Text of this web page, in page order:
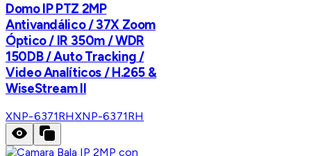
Domo IP PTZ 2MP
Antivandálico / 37X Zoom
Óptico / IR 350m / WDR
150DB / Auto Tracking /
Video Analíticos / H.265 &
WiseStream II
XNP-6371RHXNP-6371RH